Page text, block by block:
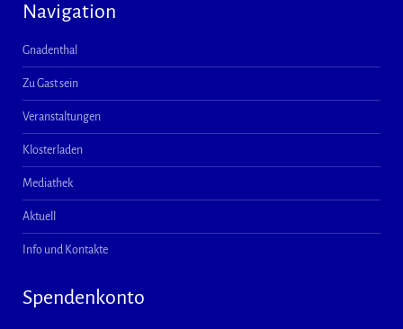
Navigation
Gnadenthal
Zu Gast sein
Veranstaltungen
Klosterladen
Mediathek
Aktuell
Info und Kontakte
Spendenkonto